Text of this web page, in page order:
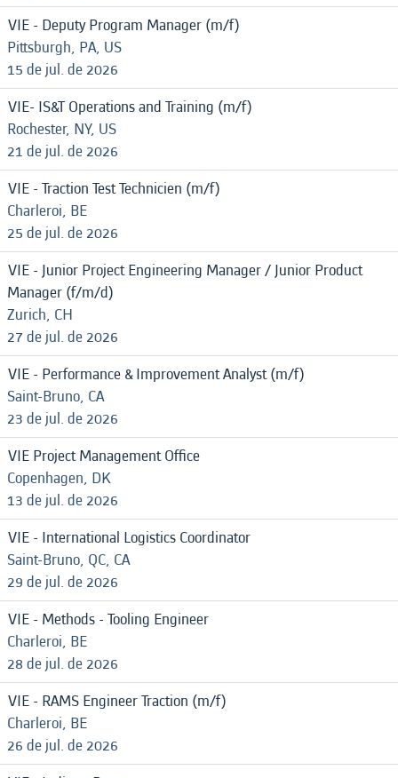
VIE - Deputy Program Manager (m/f)
Pittsburgh, PA, US
15 de jul. de 2026
VIE- IS&T Operations and Training (m/f)
Rochester, NY, US
21 de jul. de 2026
VIE - Traction Test Technicien (m/f)
Charleroi, BE
25 de jul. de 2026
VIE - Junior Project Engineering Manager / Junior Product
Manager (f/m/d)
Zurich, CH
27 de jul. de 2026
VIE - Performance & Improvement Analyst (m/f)
Saint-Bruno, CA
23 de jul. de 2026
VIE Project Management Office
Copenhagen, DK
13 de jul. de 2026
VIE - International Logistics Coordinator
Saint-Bruno, QC, CA
29 de jul. de 2026
VIE - Methods - Tooling Engineer
Charleroi, BE
28 de jul. de 2026
VIE - RAMS Engineer Traction (m/f)
Charleroi, BE
26 de jul. de 2026